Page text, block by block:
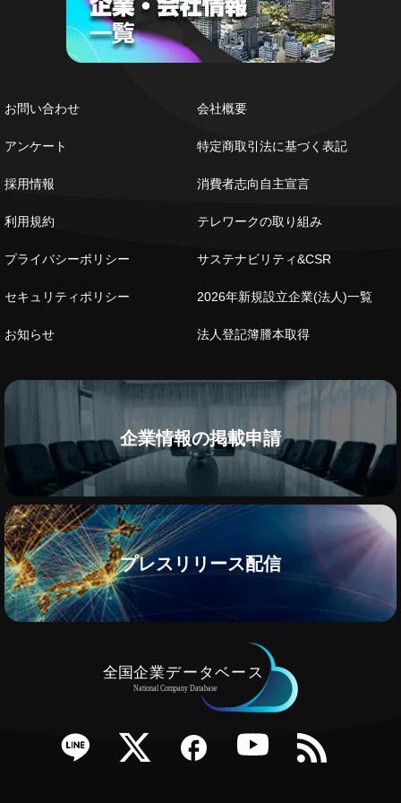
お問い合わせ
アンケート
採用情報
利用規約
プライバシーポリシー
セキュリティポリシー
お知らせ
会社概要
特定商取引法に基づく表記
消費者志向自主宣言
テレワークの取り組み
サステナビリティ&CSR
2026年新規設立企業(法人)一覧
法人登記簿謄本取得
企業情報の掲載申請
プレスリリース配信
Twitter Facebook YouTube RSS